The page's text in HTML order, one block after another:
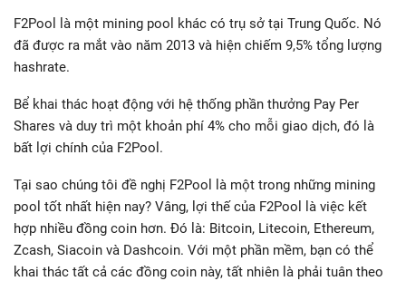
F2Pool là một mining pool khác có trụ sở tại Trung Quốc. Nó
đã được ra mắt vào năm 2013 và hiện chiếm 9,5% tổng lượng
hashrate.
Bể khai thác hoạt động với hệ thống phần thưởng Pay Per
Shares và duy trì một khoản phí 4% cho mỗi giao dịch, đó là
bất lợi chính của F2Pool.
Tại sao chúng tôi đề nghị F2Pool là một trong những mining
pool tốt nhất hiện nay? Vâng, lợi thế của F2Pool là việc kết
hợp nhiều đồng coin hơn. Đó là: Bitcoin, Litecoin, Ethereum,
Zcash, Siacoin và Dashcoin. Với một phần mềm, bạn có thể
khai thác tất cả các đồng coin này, tất nhiên là phải tuân theo